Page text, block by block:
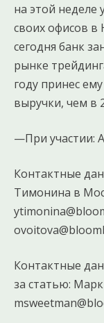
на этой неделе
своих офисов
сегодня банк
рынке
году принес
выручки, чем в
—При участии:
Контактные
Тимонина в
Контактные
за статью: